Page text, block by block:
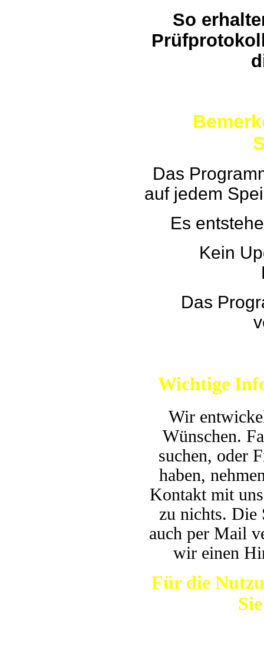
So
Das
auf jedem
Es
Kein
Das
Wichtige
Wir
Wünschen.
suchen, oder
haben,
Kontakt mit
zu nichts. Die
auch per Mail
wir einen
Für die